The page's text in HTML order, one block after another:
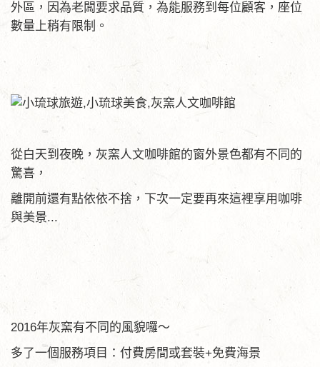
外區，因為老闆要求品質，為能服務到每位顧客，座位
數量上稍有限制。
從白天到夜晚，灰窯人文咖啡館的窗外景色都有不同的
驚喜，
離開前還有點依依不捨，下次一定要再來這裡享用咖啡
與美景...
2016年灰窯有不同的風貌囉～
多了一個服務項目：付費房間或套裝+免費海景